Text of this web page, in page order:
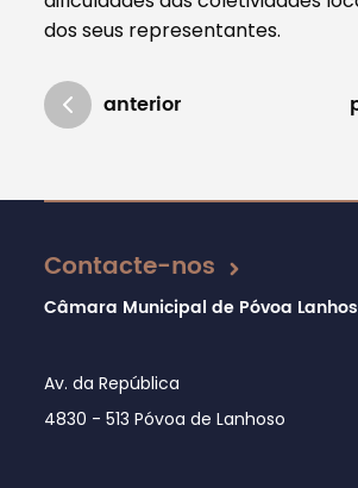
dos seus representantes.
anterior
Atualizado em 16/03/2018
Contacte-nos
Câmara Municipal de Póvoa
Av. da República
4830 - 513 Póvoa de Lanhoso